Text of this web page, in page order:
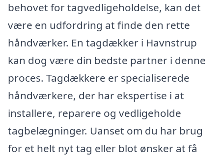
behovet for tagvedligeholdelse, kan det
være en udfordring at finde den rette
håndværker. En tagdækker i Havnstrup
kan dog være din bedste partner i denne
proces. Tagdækkere er specialiserede
håndværkere, der har ekspertise i at
installere, reparere og vedligeholde
tagbelægninger. Uanset om du har brug
for et helt nyt tag eller blot ønsker at få